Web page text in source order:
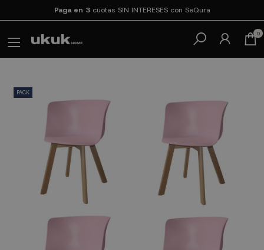
Paga en 3cuotas SIN INTERESES con SeQura
0
PACK